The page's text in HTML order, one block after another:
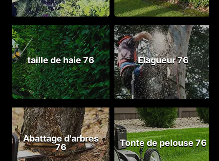
taille de haie 76 Elagueur 76
Abattage d'arbres
76
Tonte de pelouse 76